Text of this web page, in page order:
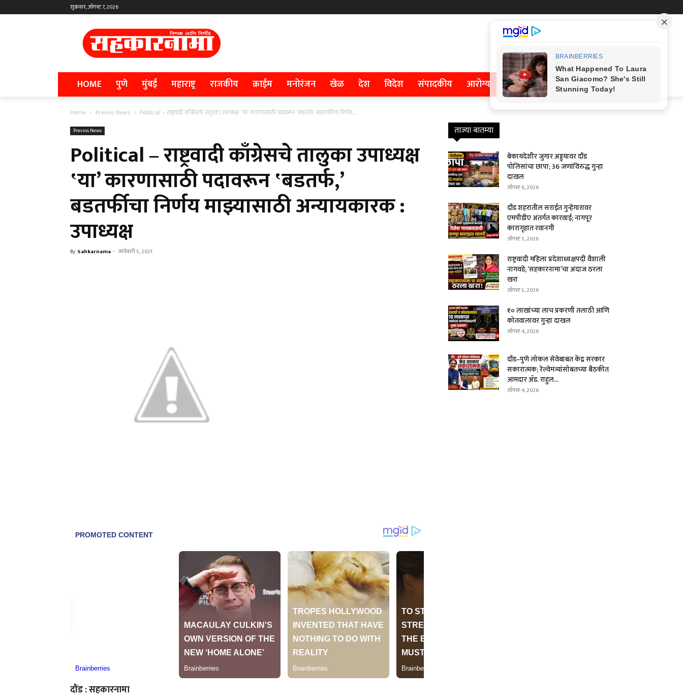
शुक्रवार, ऑगस्ट 7, 2026
HOME पुणे मुंबई महाराष्ट्र राजकीय क्राईम मनोरंजन खेळ देश विदेश संपादकीय आरोग्य
Home Previos News Political – राष्ट्रवादी काँग्रेसचे तालुका उपाध्यक्ष ‛या’ कारणासाठी पदावरून ‛बडतर्फ,’ बडतर्फीचा निर्णय...
Previos News
Political – राष्ट्रवादी काँग्रेसचे तालुका उपाध्यक्ष
‛या’ कारणासाठी पदावरून ‛बडतर्फ,’
बडतर्फीचा निर्णय माझ्यासाठी अन्यायकारक :
उपाध्यक्ष
By Sahkarnama - जानेवारी 5, 2021
दौंड : सहकारनामा
ताज्या बातम्या
बेकायदेशीर जुगार अड्ड्यावर दौंड
पोलिसांचा छापा; 36 जणांविरुद्ध गुन्हा
दाखल
ऑगस्ट 6, 2026
दौंड शहरातील सराईत गुन्हेगारावर
एमपीडीए अंतर्गत कारवाई; नागपूर
कारागृहात रवानगी
ऑगस्ट 5, 2026
राष्ट्रवादी महिला प्रदेशाध्यक्षपदी वैशाली
नागवडे; ‘सहकारनामा’चा अंदाज ठरला
खरा
ऑगस्ट 5, 2026
१० लाखांच्या लाच प्रकरणी तलाठी आणि
कोतवालावर गुन्हा दाखल
ऑगस्ट 4, 2026
दौंड–पुणे लोकल सेवेबाबत केंद्र सरकार
सकारात्मक; रेल्वेमंत्र्यांसोबतच्या बैठकीत
आमदार ॲड. राहुल...
ऑगस्ट 4, 2026